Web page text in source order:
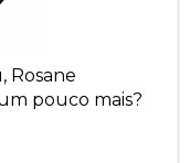
Rosane
pouco mais?